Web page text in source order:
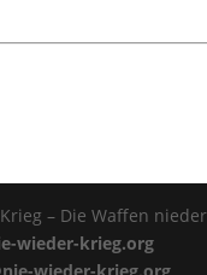
– Die Waffen
wieder-krieg.org